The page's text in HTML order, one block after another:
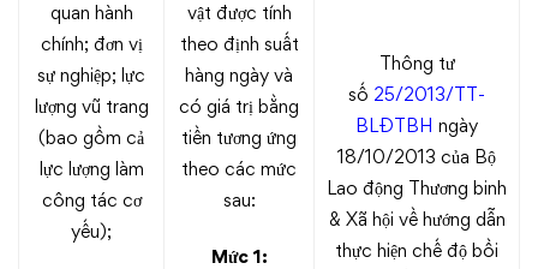
quan hành
chính; đơn vị
sự nghiệp; lực
lượng vũ trang
(bao gồm cả
lực lượng làm
công tác cơ
yếu);
vật được tính
theo định suất
hàng ngày và
có giá trị bằng
tiền tương ứng
theo các mức
sau:
Mức 1:
Thông tư
số 25/2013/TT-
BLĐTBH ngày
18/10/2013 của Bộ
Lao động Thương binh
& Xã hội về hướng dẫn
thực hiện chế độ bồi